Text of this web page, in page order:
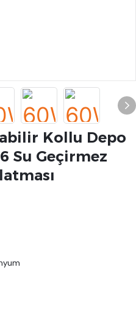
Kollu Depo
Su Geçirmez